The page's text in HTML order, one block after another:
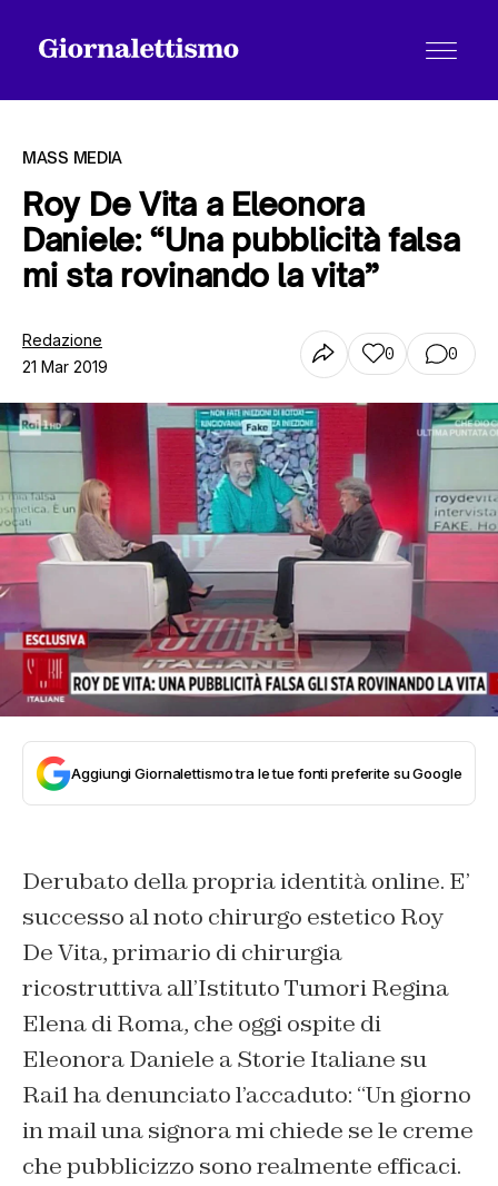
Tutti gli articoli
Chi siamo
Contatti
MASS MEDIA
Roy De Vita a Eleonora
Daniele: “Una pubblicità falsa
mi sta rovinando la vita”
Redazione
21 Mar 2019
0 0
Aggiungi Giornalettismo tra le tue fonti preferite su Google
Derubato della propria identità online. E’
successo al noto chirurgo estetico Roy
De Vita, primario di chirurgia
ricostruttiva all’Istituto Tumori Regina
Elena di Roma, che oggi ospite di
Eleonora Daniele a Storie Italiane su
Rai1 ha denunciato l’accaduto: “Un giorno
in mail una signora mi chiede se le creme
che pubblicizzo sono realmente efficaci.